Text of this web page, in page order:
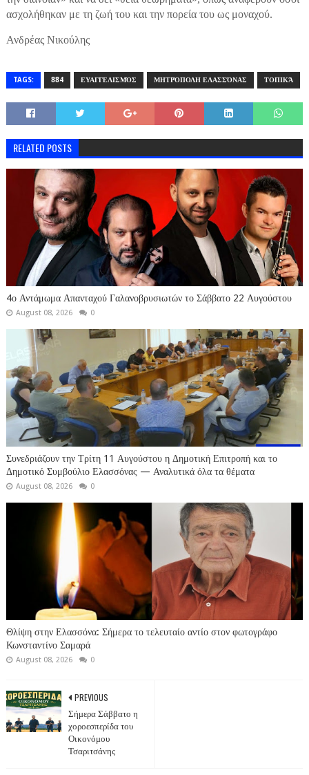
ασχολήθηκαν με τη ζωή του και την πορεία του ως μοναχού.
Ανδρέας Νικούλης
TAGS: 884 ΕΥΑΓΓΕΛΙΣΜΌΣ ΜΗΤΡΌΠΟΛΗ ΕΛΑΣΣΌΝΑΣ ΤΟΠΙΚΆ
RELATED POSTS
4ο Αντάμωμα Απανταχού Γαλανοβρυσιωτών το Σάββατο 22 Αυγούστου
August 08, 2026 0
Συνεδριάζουν την Τρίτη 11 Αυγούστου η Δημοτική Επιτροπή και το
Δημοτικό Συμβούλιο Ελασσόνας — Αναλυτικά όλα τα θέματα
August 08, 2026 0
Θλίψη στην Ελασσόνα: Σήμερα το τελευταίο αντίο στον φωτογράφο
Κωνσταντίνο Σαμαρά
August 08, 2026 0
PREVIOUS
Σήμερα Σάββατο η
χοροεσπερίδα του
Οικονόμου
Τσαριτσάνης